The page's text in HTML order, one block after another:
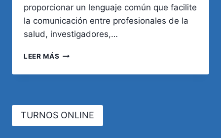
proporcionar un lenguaje común que facilite
la comunicación entre profesionales de la
salud, investigadores,…
LEER MÁS HISTORIA,
Y
LA
PRÁCTICA
MÉDICA
TURNOS ONLINE